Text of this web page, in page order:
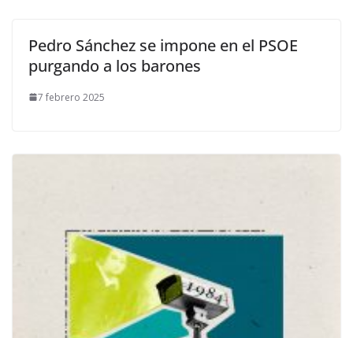
Pedro Sánchez se impone en el PSOE
purgando a los barones
7 febrero 2025